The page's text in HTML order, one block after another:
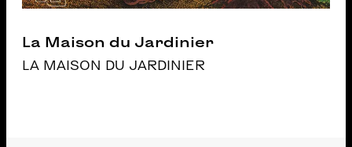
La Maison du Jardinier
LA MAISON DU JARDINIER